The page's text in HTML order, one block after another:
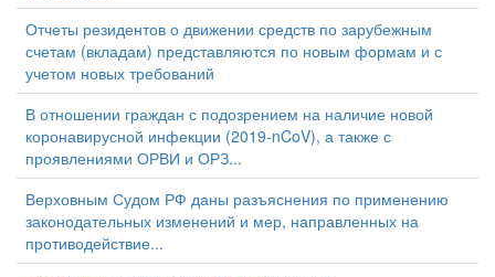
Отчеты резидентов о движении средств по зарубежным
счетам (вкладам) представляются по новым формам и с
учетом новых требований
В отношении граждан с подозрением на наличие новой
коронавирусной инфекции (2019-nCoV), а также с
проявлениями ОРВИ и ОРЗ...
Верховным Судом РФ даны разъяснения по применению
законодательных изменений и мер, направленных на
противодействие...